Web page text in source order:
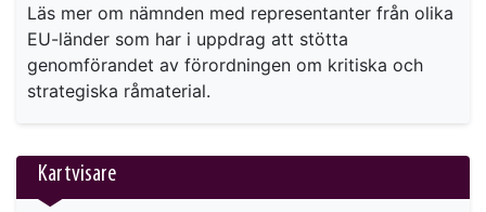
Läs mer om nämnden med representanter från olika
EU-länder som har i uppdrag att stötta
genomförandet av förordningen om kritiska och
strategiska råmaterial.
Kartvisare